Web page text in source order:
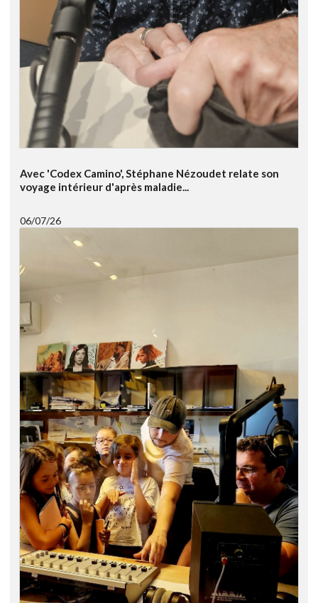
Avec 'Codex Camino', Stéphane Nézoudet relate son
voyage intérieur d'après maladie...
06/07/26